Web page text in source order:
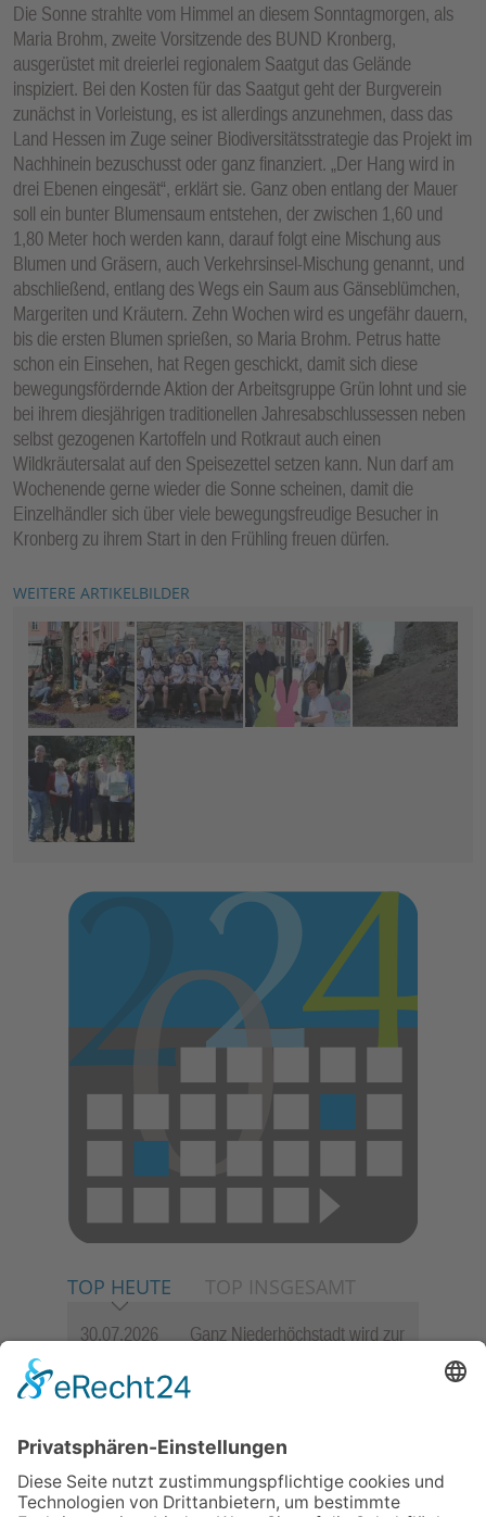
Die Sonne strahlte vom Himmel an diesem Sonntagmorgen, als
Maria Brohm, zweite Vorsitzende des BUND Kronberg,
ausgerüstet mit dreierlei regionalem Saatgut das Gelände
inspiziert. Bei den Kosten für das Saatgut geht der Burgverein
zunächst in Vorleistung, es ist allerdings anzunehmen, dass das
Land Hessen im Zuge seiner Biodiversitätsstrategie das Projekt im
Nachhinein bezuschusst oder ganz finanziert. „Der Hang wird in
drei Ebenen eingesät“, erklärt sie. Ganz oben entlang der Mauer
soll ein bunter Blumensaum entstehen, der zwischen 1,60 und
1,80 Meter hoch werden kann, darauf folgt eine Mischung aus
Blumen und Gräsern, auch Verkehrsinsel-Mischung genannt, und
abschließend, entlang des Wegs ein Saum aus Gänseblümchen,
Margeriten und Kräutern. Zehn Wochen wird es ungefähr dauern,
bis die ersten Blumen sprießen, so Maria Brohm. Petrus hatte
schon ein Einsehen, hat Regen geschickt, damit sich diese
bewegungsfördernde Aktion der Arbeitsgruppe Grün lohnt und sie
bei ihrem diesjährigen traditionellen Jahresabschlussessen neben
selbst gezogenen Kartoffeln und Rotkraut auch einen
Wildkräutersalat auf den Speisezettel setzen kann. Nun darf am
Wochenende gerne wieder die Sonne scheinen, damit die
Einzelhändler sich über viele bewegungsfreudige Besucher in
Kronberg zu ihrem Start in den Frühling freuen dürfen.
WEITERE ARTIKELBILDER
TOP HEUTE TOP INSGESAMT
30.07.2026
Ganz Niederhöchstadt wird zur
06.08.2026
Jugendchor Hochtaunus
Programm „Changes“
Sommerabend: Der Rettershof